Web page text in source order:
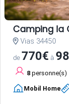
Camping la
Vias 34450
de 770€ à
8 personne(s)
Mobil Home